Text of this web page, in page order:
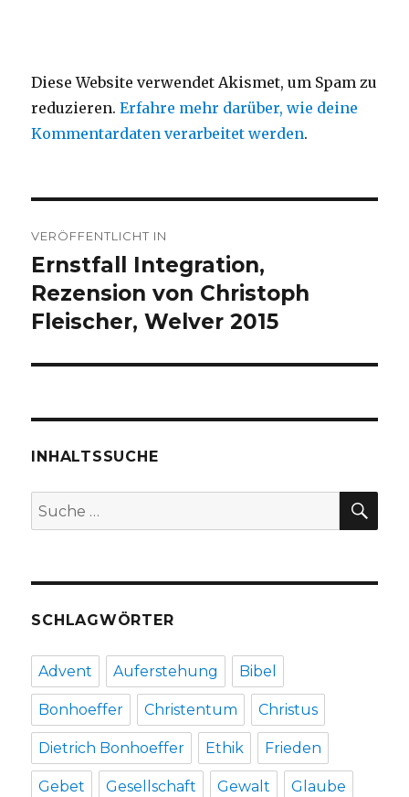
Diese Website verwendet Akismet, um Spam zu
reduzieren.Erfahre mehr darüber, wie deine
Kommentardaten verarbeitet werden.
VERÖFFENTLICHT IN
Ernstfall Integration,
Rezension von Christoph
Fleischer, Welver 2015
INHALTSSUCHE
Suche
nach:
SCHLAGWÖRTER
Advent Auferstehung Bibel
Bonhoeffer Christentum Christus
Dietrich Bonhoeffer Ethik Frieden
Gebet Gesellschaft Gewalt Glaube